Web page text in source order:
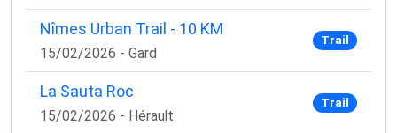
Nîmes Urban Trail - 10 KM
15/02/2026 - Gard
Trail
La Sauta Roc
15/02/2026 - Hérault
Trail